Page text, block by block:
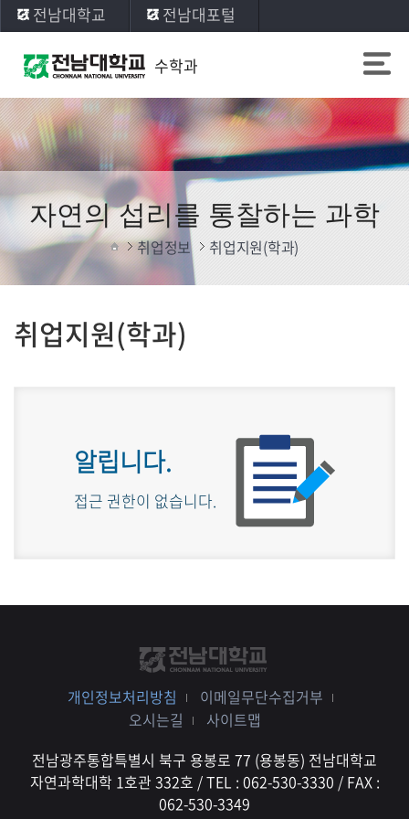
전남대학교 전남대포털
수학과
자연의 섭리를 통찰하는 과학
취업정보 취업지원(학과)
취업지원(학과)
알립니다.
접근 권한이 없습니다.
개인정보처리방침
이메일무단수집거부
오시는길
사이트맵
전남광주통합특별시 북구 용봉로 77 (용봉동) 전남대학교
자연과학대학 1호관 332호 / TEL : 062-530-3330 / FAX :
062-530-3349